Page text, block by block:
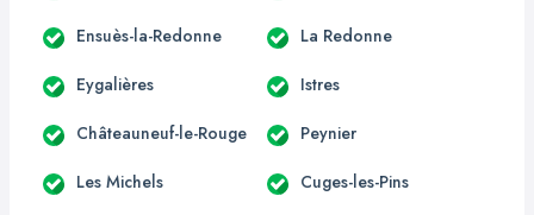
Ensuès-la-Redonne La Redonne
Eygalières Istres
Châteauneuf-le-Rouge Peynier
Les Michels Cuges-les-Pins